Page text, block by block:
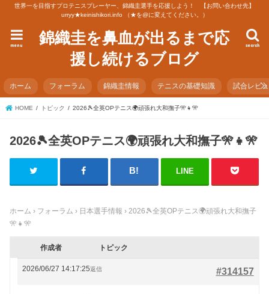
世界一を目指すプロテニスプレーヤー、錦織圭選手を応援しよう！ 【お問い合わせ先】
urryy★keinishikori.info （★を@に変えてください。）
錦織圭を鼻血が出るまで応
援し続けるブログ
search
menu
ホーム フォーラム 錦織圭情報 テニスの基礎知識 試合レビ
HOME トピック 2026🎾全英OPテニス🌍頑張れ大和撫子🎌👧🎌
2026🎾全英OPテニス🌍頑張れ大和撫子🎌👧🎌
LINE
ホーム › フォーラム › 日本選手情報 › 2026🎾全英OPテニス🌍頑張れ大和撫子
🎌👧🎌
作成者 トピック
2026/06/27 14:17:25 #314157
返信